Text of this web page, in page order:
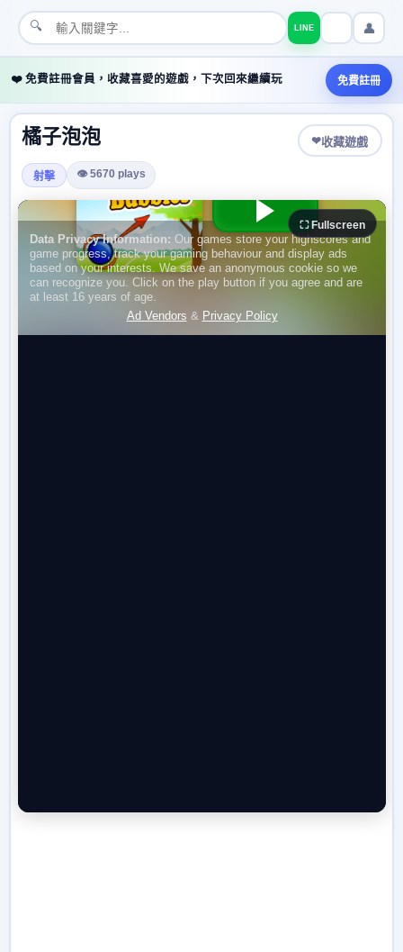
🔍 LINE 👤
❤️ 免費註冊會員，收藏喜愛的遊戲，下次回來繼續玩 免費註冊
橘子泡泡 ❤收藏遊戲
射擊 👁 5670 plays
⛶ Fullscreen